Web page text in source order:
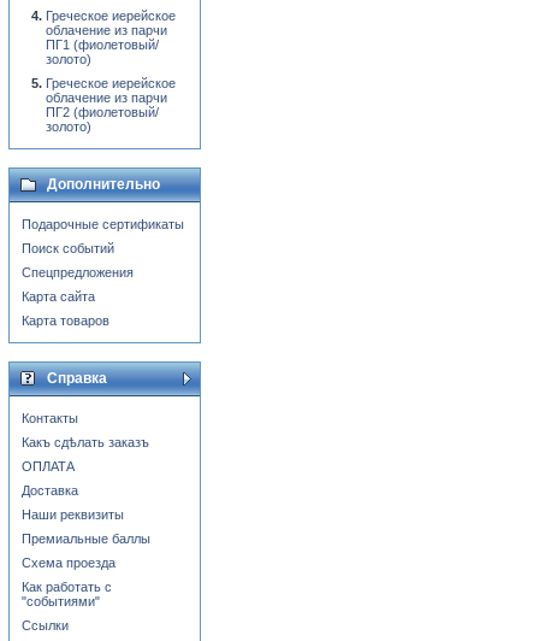
Греческое иерейское
облачение из парчи
ПГ1 (фиолетовый/
золото)
Греческое иерейское
облачение из парчи
ПГ2 (фиолетовый/
золото)
Дополнительно
Подарочные сертификаты
Поиск событий
Спецпредложения
Карта сайта
Карта товаров
Справка
Контакты
Какъ сдѣлать заказъ
ОПЛАТА
Доставка
Наши реквизиты
Премиальные баллы
Схема проезда
Как работать с
"событиями"
Ссылки